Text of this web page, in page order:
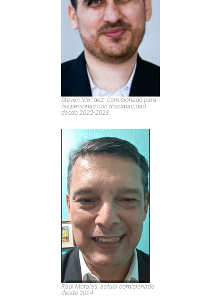
Steven Mendez: Comisionado para
las personas con discapacidad
desde 2022-2023.
Raúl Morales: actual comisionado
desde 2024